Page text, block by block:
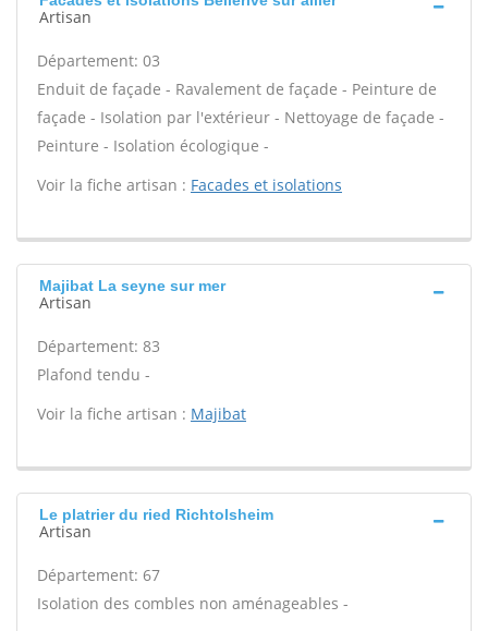
Artisan
Département: 03
Enduit de façade - Ravalement de façade - Peinture de
façade - Isolation par l'extérieur - Nettoyage de façade -
Peinture - Isolation écologique -
Voir la fiche artisan : Facades et isolations
Majibat La seyne sur mer
Artisan
Département: 83
Plafond tendu -
Voir la fiche artisan : Majibat
Le platrier du ried Richtolsheim
Artisan
Département: 67
Isolation des combles non aménageables -